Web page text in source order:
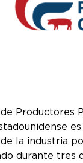
Productores
la industria
durante tres